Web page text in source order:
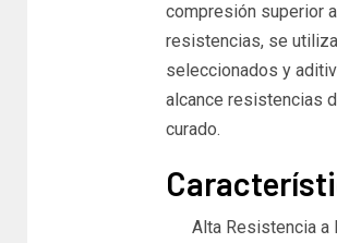
compresión superior
resistencias, se
seleccionados y
alcance resistencias
curado.
Alta Resistencia a